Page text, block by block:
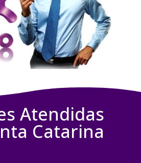
Atendidas
Catarina